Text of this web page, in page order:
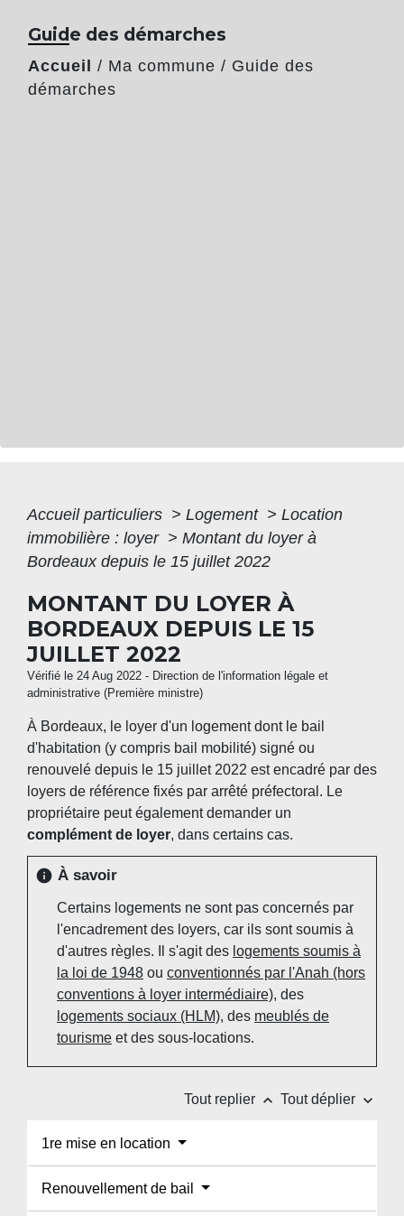
Guide des démarches
Accueil / Ma commune / Guide des
démarches
Accueil particuliers > Logement > Location
immobilière : loyer > Montant du loyer à
Bordeaux depuis le 15 juillet 2022
MONTANT DU LOYER À
BORDEAUX DEPUIS LE 15
JUILLET 2022
Vérifié le 24 Aug 2022 - Direction de l'information légale et
administrative (Première ministre)
À Bordeaux, le loyer d'un logement dont le bail
d'habitation (y compris bail mobilité) signé ou
renouvelé depuis le 15 juillet 2022 est encadré par des
loyers de référence fixés par arrêté préfectoral. Le
propriétaire peut également demander un
complément de loyer, dans certains cas.
info À savoir
Certains logements ne sont pas concernés par
l'encadrement des loyers, car ils sont soumis à
d'autres règles. Il s'agit des logements soumis à
la loi de 1948 ou conventionnés par l'Anah (hors
conventions à loyer intermédiaire), des
logements sociaux (HLM), des meublés de
tourisme et des sous-locations.
Tout replier keyboard_arrow_up Tout déplier keyboard_arrow_down
1re mise en location
Renouvellement de bail